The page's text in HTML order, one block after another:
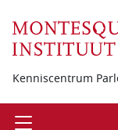
Kenniscentrum
Open